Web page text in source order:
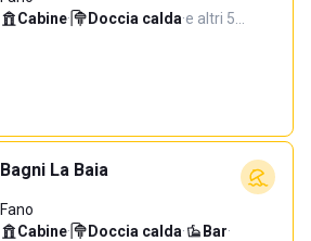
Cabine· Doccia calda·e altri 5…
Bagni La Baia
Fano
Cabine· Doccia calda· Bar·